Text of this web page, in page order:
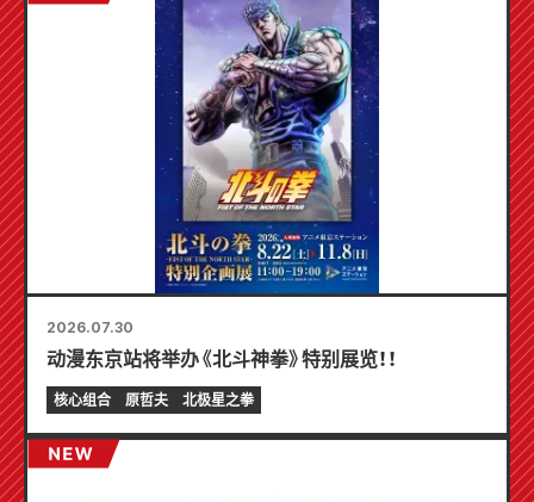
2026.07.30
动漫东京站将举办《北斗神拳》特别展览！！
核心组合 原哲夫 北极星之拳